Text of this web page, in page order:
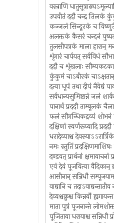
वस्त्राणि
उपवीतं ददौ चन्द्र तिलकं
कज्जलं सिन्दूरकं च
अलक्तकं कैसरं चन्दनं
तुलसीपत्रकं माला हारान्
शृंगारं चार्पयत् सर्वविधं
ददौ च शृंखलाः
कुंकुमं चाऽबीरकं
दत्वा धूपं तथा दीपं नैवेद्यं
सर्वधान्यसुमिष्टान्नं जलं
पानार्थं प्रददौ ताम्बूलकं
फलं सौगन्धिकद्रव्यं
दक्षिणां स्वर्णरूप्यादि
धरादेव्याश्च
नमः स्तुतिं
दण्डवत् प्रार्थनां
एवं देवं पूजयित्वा वैदिकान्
आसीनान् सन्निधौ
वाद्यानि च
देव्यश्चक्रुश्च किन्नर्यों
माता पुत्रं पूजनान्ते
पूजिताया धरायाश्च सन्निधौ